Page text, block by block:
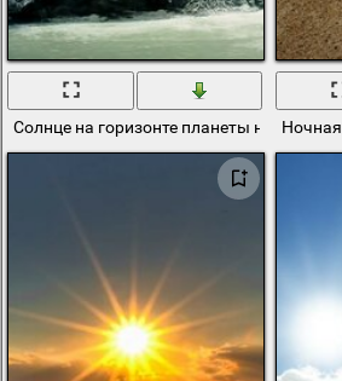
Солнце на горизонте планеты на фоне